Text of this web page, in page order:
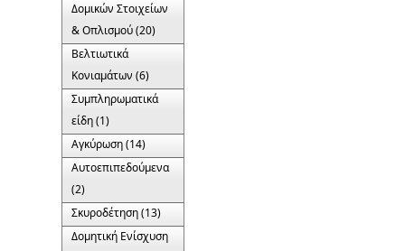
Δομικών Στοιχείων
& Οπλισμού (20)
Βελτιωτικά
Κονιαμάτων (6)
Συμπληρωματικά
είδη (1)
Αγκύρωση (14)
Αυτοεπιπεδούμενα
(2)
Σκυροδέτηση (13)
Δομητική Ενίσχυση